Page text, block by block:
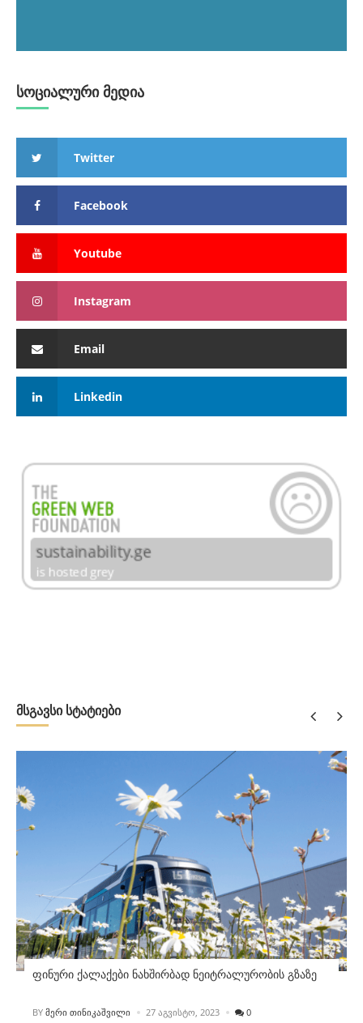
სოციალური მედია
Twitter
Facebook
Youtube
Instagram
Email
Linkedin
მსგავსი სტატიები
ფინური ქალაქები ნახშირბად ნეიტრალურობის გზაზე
POSTED
BY ᲛᲔᲠᲘ ᲗᲘᲜᲘᲙᲐᲨᲕᲘᲚᲘ 27 ᲐᲒᲕᲘᲡᲢᲝ, 2023 0